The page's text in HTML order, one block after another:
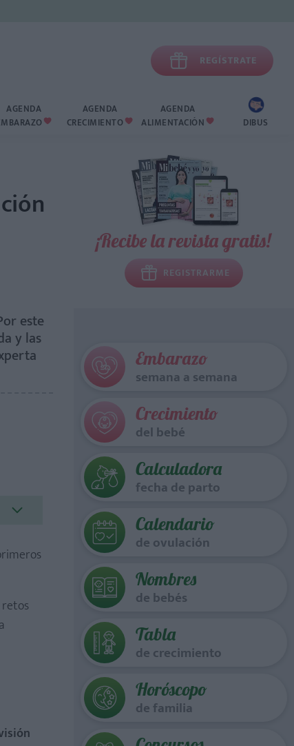
 REGÍSTRATE
AGENDA

AGENDA
CRECIMIENTO 
AGENDA
ALIMENTACIÓN  DIBUS
este
y las
¡Recibe la revista gratis!
REGISTRARME
Embarazo
semana a semana
Crecimiento
del bebé
Calculadora
fecha de parto
Calendario
de ovulación
Nombres
de bebés
Tabla
de crecimiento
Horóscopo
de familia